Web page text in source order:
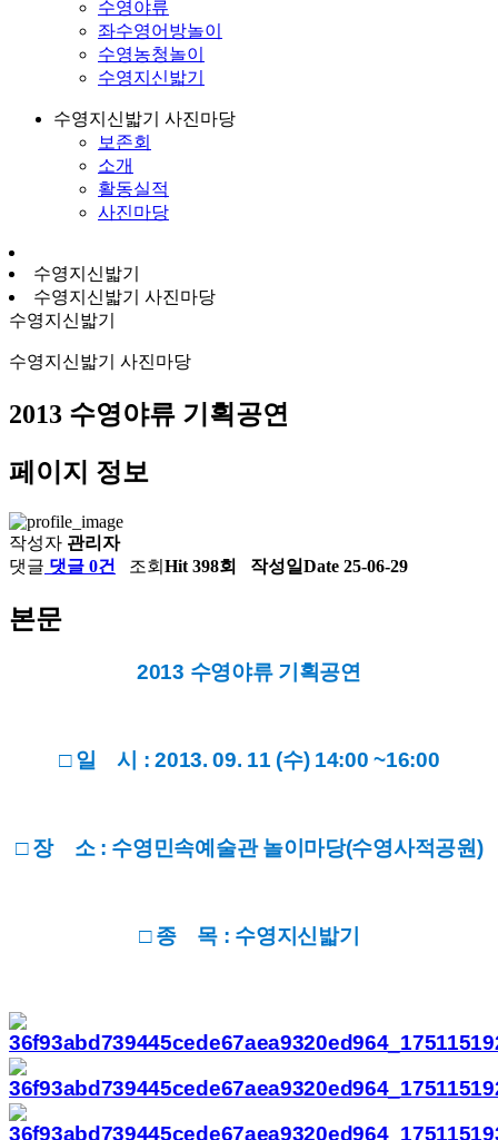
수영야류
좌수영어방놀이
수영농청놀이
수영지신밟기
수영지신밟기 사진마당
보존회
소개
활동실적
사진마당
수영지신밟기
수영지신밟기 사진마당
수영지신밟기
수영지신밟기 사진마당
2013 수영야류 기획공연
페이지 정보
작성자 관리자
댓글 댓글 0건 조회 Hit 398회 작성일Date 25-06-29
본문
2013 수영야류 기획공연
□ 일 시 : 2013. 09. 11 (수) 14:00 ~16:00
□ 장 소 : 수영민속예술관 놀이마당(수영사적공원)
□ 종 목 : 수영지신밟기